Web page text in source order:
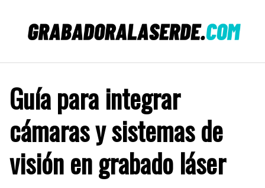
contenido
Guía para integrar
cámaras y sistemas de
visión en grabado láser